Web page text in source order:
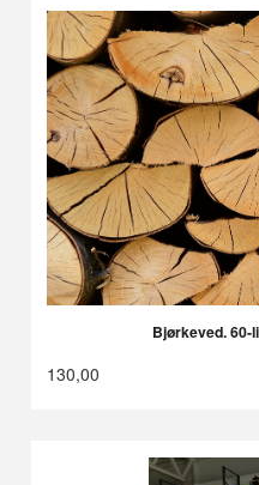
Bjørkeved. 60-
130,00